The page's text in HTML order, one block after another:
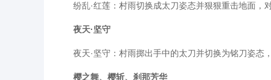
纷乱·红莲：村雨切换成太刀姿态并狠狠重击地面，
夜天·坚守
夜天·坚守：村雨掷出手中的太刀并切换为铭刀姿态
樱之舞、樱斩、刹那芳华